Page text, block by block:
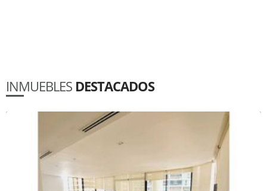
INMUEBLES DESTACADOS